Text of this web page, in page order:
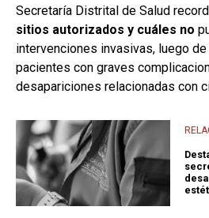
Secretaría Distrital de Salud
sitios autorizados y cuáles no
intervenciones invasivas, luego
pacientes con graves
desapariciones relacionadas con